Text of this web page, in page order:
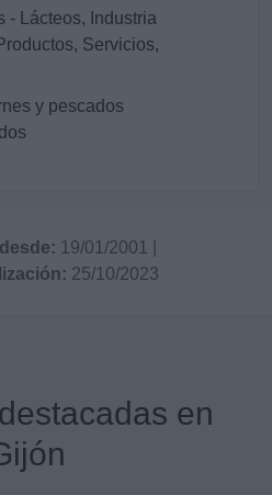
- Lácteos, Industria
Servicios,
y pescados
19/01/2001
25/10/2023
en